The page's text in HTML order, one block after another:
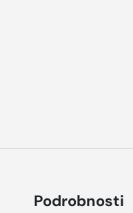
Podrobnosti